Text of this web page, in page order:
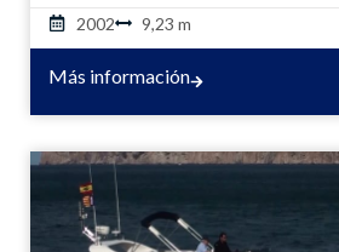
2002 9,23 m
Más información